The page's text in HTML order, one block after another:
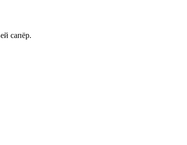
сапёр.